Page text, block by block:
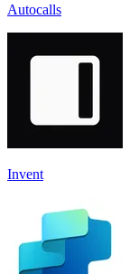
Autocalls
Invent